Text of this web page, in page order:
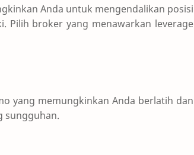
Anda untuk mengendalikan posisi
Pilih broker yang menawarkan leverage
yang memungkinkan Anda berlatih dan
sungguhan.